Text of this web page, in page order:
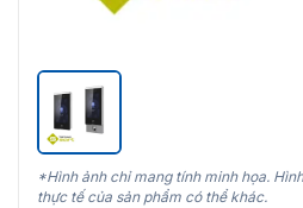
*Hình ảnh chỉ mang tính minh họa.
thực tế của sản phẩm có thể khác.